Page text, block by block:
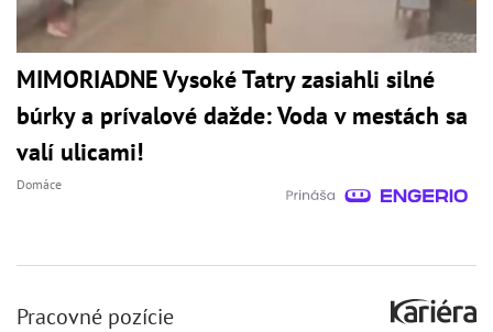
MIMORIADNE Vysoké Tatry zasiahli silné
búrky a prívalové dažde: Voda v mestách sa
valí ulicami!
Domáce
Pracovné pozície